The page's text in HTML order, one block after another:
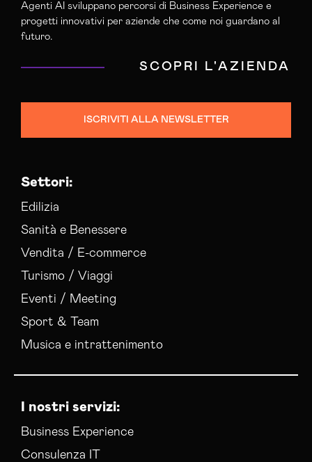
Agenti AI sviluppano percorsi di Business Experience e
progetti innovativi per aziende che come noi guardano al
futuro.
SCOPRI L'AZIENDA
ISCRIVITI ALLA NEWSLETTER
Settori:
Edilizia
Sanità e Benessere
Vendita / E-commerce
Turismo / Viaggi
Eventi / Meeting
Sport & Team
Musica e intrattenimento
I nostri servizi:
Business Experience
Consulenza IT